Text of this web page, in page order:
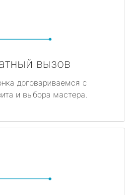
вызов
договариваемся с
и выбора мастера.